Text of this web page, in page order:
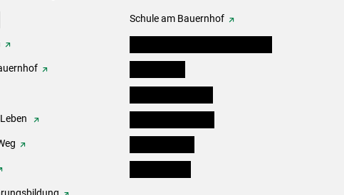
Schule am Bauernhof